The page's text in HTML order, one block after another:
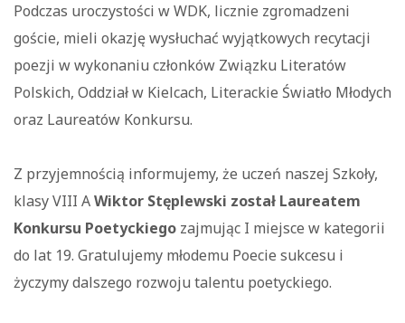
Podczas uroczystości w WDK, licznie zgromadzeni
goście, mieli okazję wysłuchać wyjątkowych recytacji
poezji w wykonaniu członków Związku Literatów
Polskich, Oddział w Kielcach, Literackie Światło Młodych
oraz Laureatów Konkursu.
Z przyjemnością informujemy, że uczeń naszej Szkoły,
klasy VIII AWiktor Stęplewski został Laureatem
Konkursu Poetyckiego zajmując I miejsce w kategorii
do lat 19. Gratulujemy młodemu Poecie sukcesu i
życzymy dalszego rozwoju talentu poetyckiego.